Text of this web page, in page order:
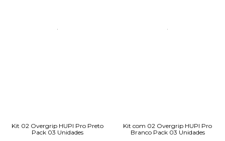
Kit 02 Overgrip HUPI Pro Preto
Pack 03 Unidades
Kit com 02 Overgrip HUPI Pro
Branco Pack 03 Unidades